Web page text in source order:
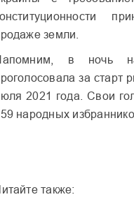
земли.
в ночь
за старт
2021 года. Свои
народных
также: